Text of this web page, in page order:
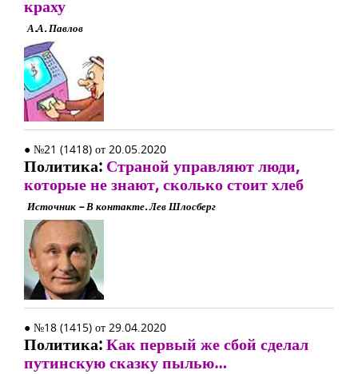
краху
А.А. Павлов
● №21 (1418) от 20.05.2020
Политика: Страной управляют люди,
которые не знают, сколько стоит хлеб
Источник – В контакте. Лев Шлосберг
● №18 (1415) от 29.04.2020
Политика:Как первый же сбой сделал
путинскую сказку пылью…